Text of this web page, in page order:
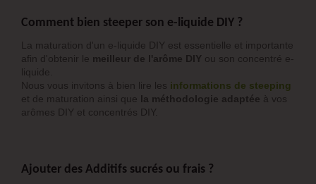
Comment bien steeper son e-liquide DIY ?
La maturation d'un e-liquide DIY est essentielle et importante
afin d'obtenir le meilleur de l'arôme DIY ou son concentré e-
liquide.
Nous vous invitons à bien lire les informations de steeping
et de maturation ainsi que la méthodologie adaptée à vos
arômes DIY et concentrés DIY.
Ajouter des Additifs sucrés ou frais ?